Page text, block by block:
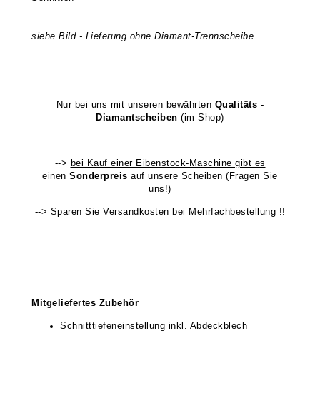
siehe Bild - Lieferung ohne Diamant-Trennscheibe
Nur bei uns mit unseren bewährten Qualitäts -
Diamantscheiben (im Shop)
--> bei Kauf einer Eibenstock-Maschine gibt es
einenSonderpreisauf unsere Scheiben (Fragen Sie
uns!)
--> Sparen Sie Versandkosten bei Mehrfachbestellung !!
Mitgeliefertes Zubehör
Schnitttiefeneinstellung inkl. Abdeckblech